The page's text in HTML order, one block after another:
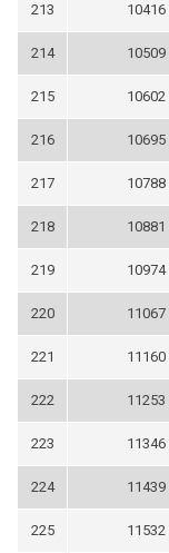
213 10416
214 10509
215 10602
216 10695
217 10788
218 10881
219 10974
220 11067
221 11160
222 11253
223 11346
224 11439
225 11532